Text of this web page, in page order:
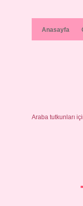
Anasayfa
Araba tutkunları